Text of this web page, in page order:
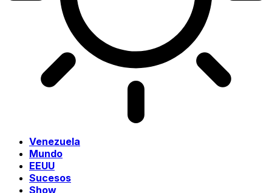
Venezuela
Mundo
EEUU
Sucesos
Show